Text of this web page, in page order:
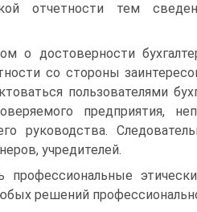
отчетности тем
о достоверности
со стороны
пользователями
предприятия,
руководства.
учредителей.
профессиональные
решений